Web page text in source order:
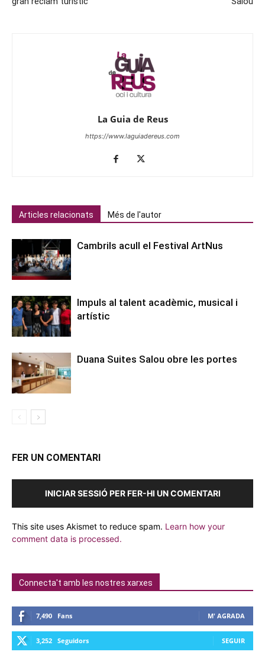
La Guia de Reus
https://www.laguiadereus.com
Articles relacionats Més de l'autor
Cambrils acull el Festival ArtNus
Impuls al talent acadèmic, musical i
artístic
Duana Suites Salou obre les portes
FER UN COMENTARI
INICIAR SESSIÓ PER FER-HI UN COMENTARI
This site uses Akismet to reduce spam. Learn how your
comment data is processed.
Connecta't amb les nostres xarxes
7,490 Fans M' AGRADA
3,252 Seguidors SEGUIR